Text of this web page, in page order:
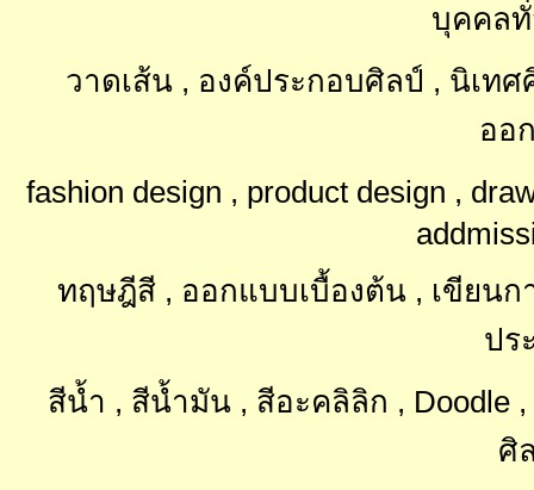
บุคคลทั่
วาดเส้น , องค์ประกอบศิลป์ , นิเท
ออ
fashion design , product design ,
ทฤษฎีสี , ออกแบบเบื้องต้น , เขียน
ปร
สีน้ำ , สีน้ำมัน , สีอะคลิลิก , Doodle ,
ศิ